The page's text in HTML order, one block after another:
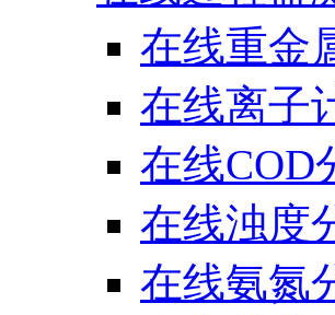
在线重金
在线离子
在线COD
在线浊度
在线氨氮